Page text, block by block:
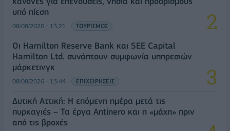
υπό πίεση
08/08/2026 - 13:21 ΤΟΥΡΙΣΜΟΣ
Οι Hamilton Reserve Bank και SEE Capital
Hamilton Ltd. συνάπτουν συμφωνία υπηρεσιών
μάρκετινγκ
08/08/2026 - 13:44 ΕΠΙΧΕΙΡΗΣΕΙΣ
Δυτική Αττική: Η επόμενη ημέρα μετά τις
πυρκαγιές – Τα έργα Antinero και η «μάχη» πριν
από τις βροχές